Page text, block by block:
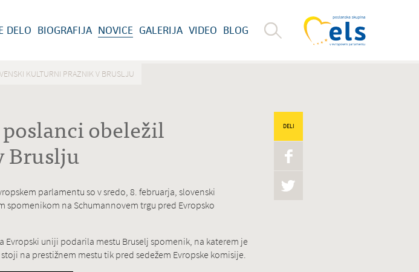
DELO BIOGRAFIJA NOVICE GALERIJA VIDEO BLOG
KULTURNI PRAZNIK V BRUSLJU
obeležil
Bruslju
DELI
parlamentu so v sredo, 8. februarja, slovenski
na Schumannovem trgu pred Evropsko
uniji podarila mestu Bruselj spomenik, na katerem je
na prestižnem mestu tik pred sedežem Evropske komisije.